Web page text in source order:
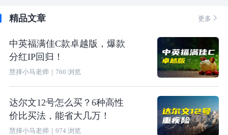
精品文章 更多 
中英福满佳C款卓越版，爆款
分红IP回归！
慧择小马老师｜ 760 浏览
达尔文12号怎么买？6种高性
价比买法，能省大几万！
慧择小马老师｜ 974浏览